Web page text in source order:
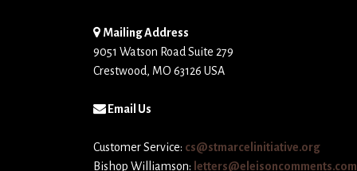
Mailing Address
9051 Watson Road Suite 279
Crestwood, MO 63126 USA
Email Us
Customer Service: cs@stmarcelinitiative.org
Bishop Williamson: letters@eleisoncomments.com